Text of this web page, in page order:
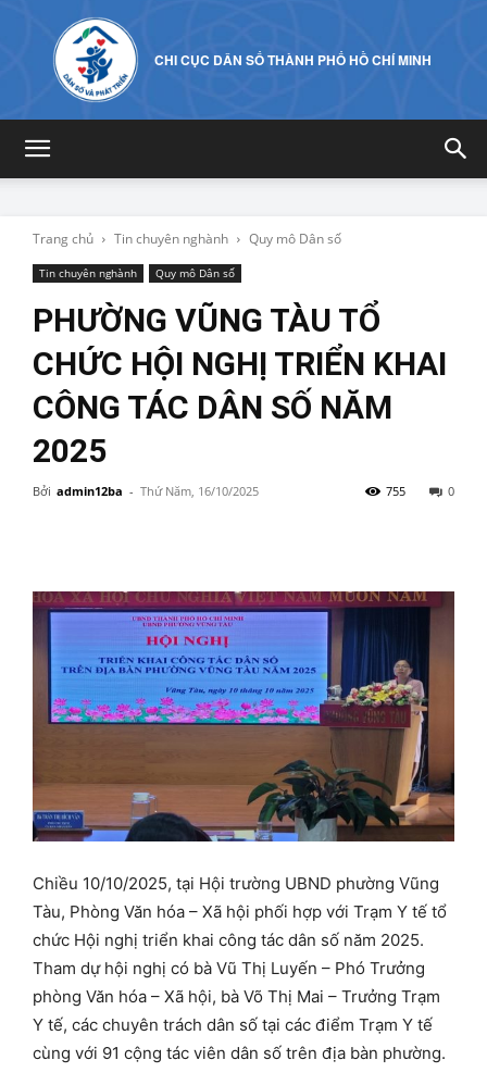
CHI CỤC DÂN SỐ THÀNH PHỐ HỒ CHÍ MINH
Trang chủ Tin chuyên nghành Quy mô Dân số
Tin chuyên nghành Quy mô Dân số
PHƯỜNG VŨNG TÀU TỔ
CHỨC HỘI NGHỊ TRIỂN KHAI
CÔNG TÁC DÂN SỐ NĂM
2025
Bởi admin12ba - Thứ Năm, 16/10/2025 0
755
Chiều 10/10/2025, tại Hội trường UBND phường Vũng
Tàu, Phòng Văn hóa – Xã hội phối hợp với Trạm Y tế tổ
chức Hội nghị triển khai công tác dân số năm 2025.
Tham dự hội nghị có bà Vũ Thị Luyến – Phó Trưởng
phòng Văn hóa – Xã hội, bà Võ Thị Mai – Trưởng Trạm
Y tế, các chuyên trách dân số tại các điểm Trạm Y tế
cùng với 91 cộng tác viên dân số trên địa bàn phường.